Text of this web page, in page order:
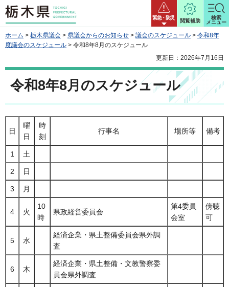
栃木県 緊急・防災
閲覧補助
検索
メニュー
ホーム > 栃木県議会 > 県議会からのお知らせ > 議会のスケジュール > 令和8年
度議会のスケジュール > 令和8年8月のスケジュール
更新日：2026年7月16日
令和8年8月のスケジュール
日
曜
日
時
刻
行事名 場所等 備考
1 土
2 日
3 月
4 火
10
時
県政経営委員会
第4委員
会室
傍聴
可
5 水
経済企業・県土整備委員会県外調
査
6 木
経済企業・県土整備・文教警察委
員会県外調査